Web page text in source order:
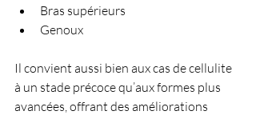
Bras supérieurs
Genoux
Il convient aussi bien aux cas de cellulite
à un stade précoce qu’aux formes plus
avancées, offrant des améliorations